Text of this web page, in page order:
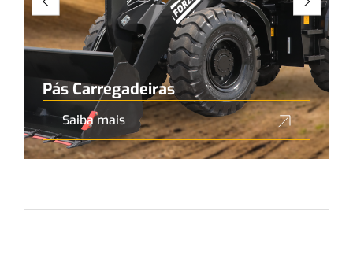
Pás Carregadeiras
Saiba mais